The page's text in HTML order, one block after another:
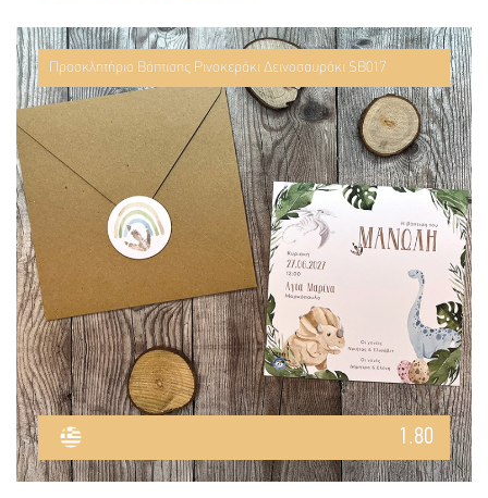
Προσκλητήριο Βάπτισης Ρινοκεράκι Δεινοσαυράκι SB017
1.80